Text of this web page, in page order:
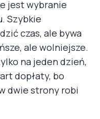
jest wybranie
Szybkie
czas, ale bywa
ale wolniejsze.
na jeden dzień,
dopłaty, bo
dwie strony robi